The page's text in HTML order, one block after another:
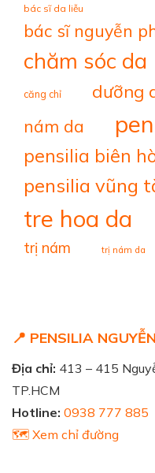
bác sĩ da liễu
bác sĩ nguyễn
chăm sóc da
căng chỉ dưỡng
nám da
pensilia biên
pensilia vũng
tre hoa da
trị nám trị nám da
📍 PENSILIA
Địa chỉ: 413 – 415
TP.HCM
Hotline: 0938 777 885
🗺️ Xem chỉ đường